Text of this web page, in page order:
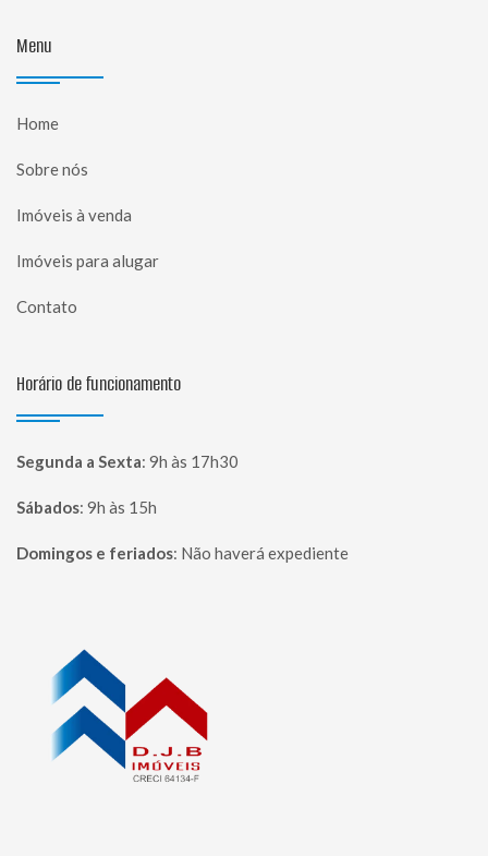
Menu
Home
Sobre nós
Imóveis à venda
Imóveis para alugar
Contato
Horário de funcionamento
Segunda a Sexta: 9h às 17h30
Sábados: 9h às 15h
Domingos e feriados: Não haverá expediente